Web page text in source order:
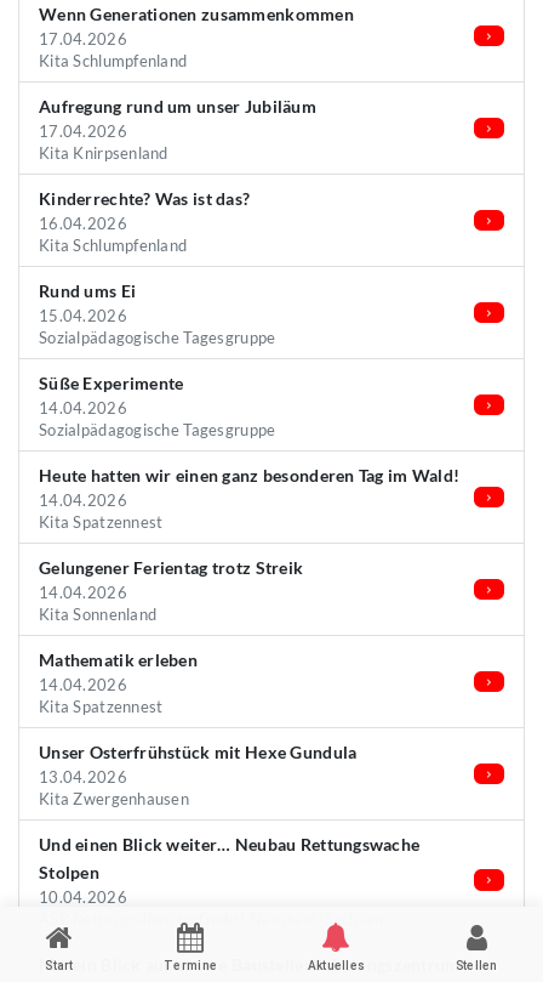
Wenn Generationen zusammenkommen
17.04.2026
Kita Schlumpfenland
Aufregung rund um unser Jubiläum
17.04.2026
Kita Knirpsenland
Kinderrechte? Was ist das?
16.04.2026
Kita Schlumpfenland
Rund ums Ei
15.04.2026
Sozialpädagogische Tagesgruppe
Süße Experimente
14.04.2026
Sozialpädagogische Tagesgruppe
Heute hatten wir einen ganz besonderen Tag im Wald!
14.04.2026
Kita Spatzennest
Gelungener Ferientag trotz Streik
14.04.2026
Kita Sonnenland
Mathematik erleben
14.04.2026
Kita Spatzennest
Unser Osterfrühstück mit Hexe Gundula
13.04.2026
Kita Zwergenhausen
Und einen Blick weiter… Neubau Rettungswache
Stolpen
10.04.2026
ASB Rettungsdienst-gGmbH Neustadt/Sachsen
Mal ein Blick auf unsere Baustelle: Schulungszentrum
Start Termine Aktuelles Stellen